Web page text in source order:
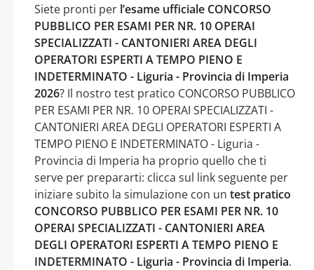
Siete pronti per l’esame ufficiale CONCORSO
PUBBLICO PER ESAMI PER NR. 10 OPERAI
SPECIALIZZATI - CANTONIERI AREA DEGLI
OPERATORI ESPERTI A TEMPO PIENO E
INDETERMINATO - Liguria - Provincia di Imperia
2026? Il nostro test pratico CONCORSO PUBBLICO
PER ESAMI PER NR. 10 OPERAI SPECIALIZZATI -
CANTONIERI AREA DEGLI OPERATORI ESPERTI A
TEMPO PIENO E INDETERMINATO - Liguria -
Provincia di Imperia ha proprio quello che ti
serve per prepararti: clicca sul link seguente per
iniziare subito la simulazione con un test pratico
CONCORSO PUBBLICO PER ESAMI PER NR. 10
OPERAI SPECIALIZZATI - CANTONIERI AREA
DEGLI OPERATORI ESPERTI A TEMPO PIENO E
INDETERMINATO - Liguria - Provincia di Imperia.